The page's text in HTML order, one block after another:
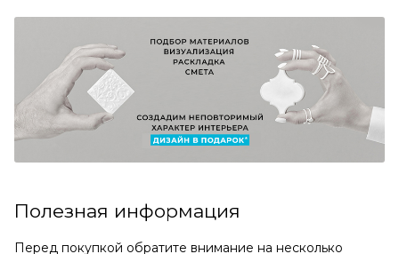
Полезная информация
Перед покупкой обратите внимание на несколько